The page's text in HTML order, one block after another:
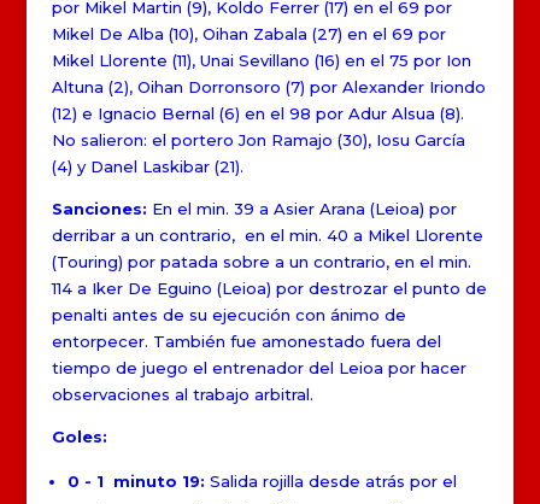
por Mikel Martin (9), Koldo Ferrer (17) en el 69 por
Mikel De Alba (10), Oihan Zabala (27) en el 69 por
Mikel Llorente (11), Unai Sevillano (16) en el 75 por Ion
Altuna (2), Oihan Dorronsoro (7) por Alexander Iriondo
(12) e Ignacio Bernal (6) en el 98 por Adur Alsua (8).
No salieron: el portero Jon Ramajo (30), Iosu García
(4) y Danel Laskibar (21).
Sanciones: En el min. 39 a Asier Arana (Leioa) por
derribar a un contrario, en el min. 40 a Mikel Llorente
(Touring) por patada sobre a un contrario, en el min.
114 a Iker De Eguino (Leioa) por destrozar el punto de
penalti antes de su ejecución con ánimo de
entorpecer. También fue amonestado fuera del
tiempo de juego el entrenador del Leioa por hacer
observaciones al trabajo arbitral.
Goles:
0 - 1 minuto 19: Salida rojilla desde atrás por el